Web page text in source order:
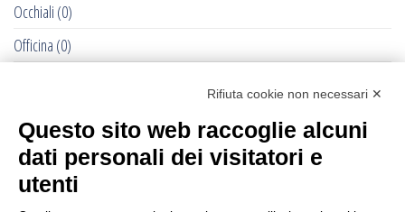
Occhiali (0)
Officina (0)
Recinti Elettrici e Elettrificatori(877)
Ricambi Allattatrici Forster
Rifiuta cookie non necessari ✕
Questo sito web raccoglie alcuni
dati personali dei visitatori e
utenti